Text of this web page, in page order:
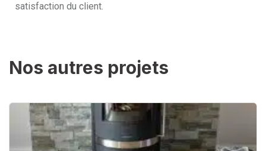
satisfaction du client.
Nos autres projets